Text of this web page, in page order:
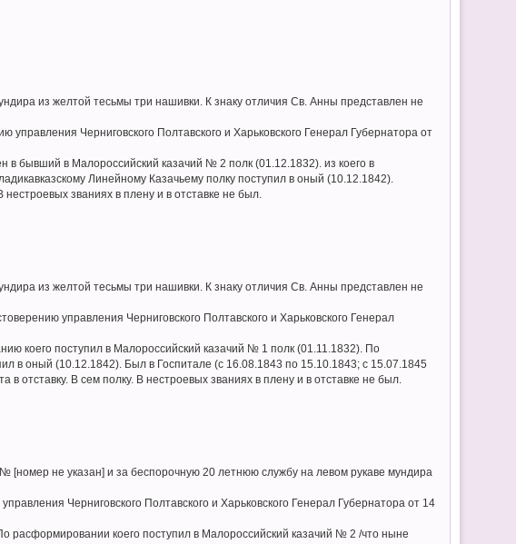
из желтой тесьмы три нашивки. К знаку отличия Св. Анны представлен не
Черниговского Полтавского и Харьковского Генерал Губернатора от
в бывший в Малороссийский казачий № 2 полк (01.12.1832). из коего в
Линейному Казачьему полку поступил в оный (10.12.1842).
званиях в плену и в отставке не был.
из желтой тесьмы три нашивки. К знаку отличия Св. Анны представлен не
управления Черниговского Полтавского и Харьковского Генерал
коего поступил в Малороссийский казачий № 1 полк (01.11.1832). По
в оный (10.12.1842). Был в Госпитале (с 16.08.1843 по 15.10.1843; с 15.07.1845
В сем полку. В нестроевых званиях в плену и в отставке не был.
[номер не указан] и за беспорочную 20 летнюю службу на левом рукаве мундира
Черниговского Полтавского и Харьковского Генерал Губернатора от 14
расформировании коего поступил в Малороссийский казачий № 2 /что ныне